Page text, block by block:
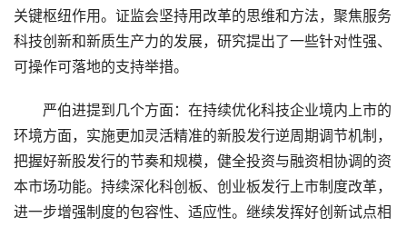
关键枢纽作用。证监会坚持用改革的思维和方法，聚焦服务
科技创新和新质生产力的发展，研究提出了一些针对性强、
可操作可落地的支持举措。
严伯进提到几个方面：在持续优化科技企业境内上市的
环境方面，实施更加灵活精准的新股发行逆周期调节机制，
把握好新股发行的节奏和规模，健全投资与融资相协调的资
本市场功能。持续深化科创板、创业板发行上市制度改革，
进一步增强制度的包容性、适应性。继续发挥好创新试点相